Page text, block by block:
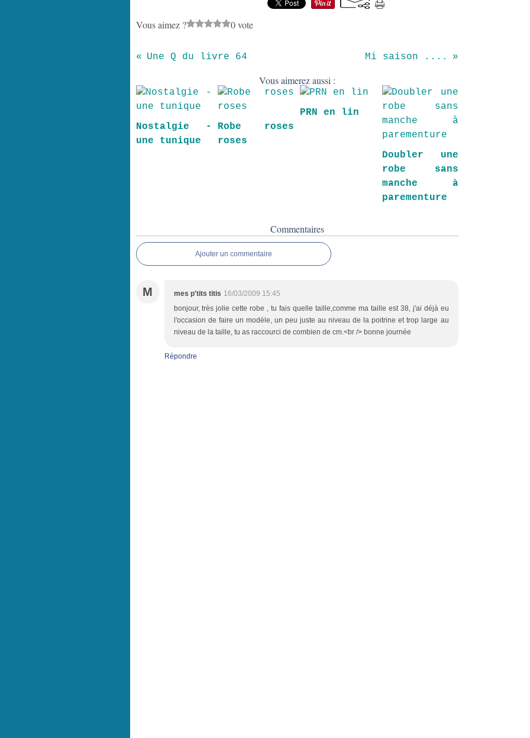
Vous aimez ? 0 vote
Une Q du livre 64 Mi saison ....
Vous aimerez aussi :
Nostalgie -
une tunique
Robe roses
roses
PRN en lin
Doubler une
robe sans
manche à
parementure
Commentaires
Ajouter un commentaire
M mes p'tits titis 16/03/2009 15:45
bonjour, très jolie cette robe , tu fais quelle taille,comme ma taille est 38, j'ai déjà eu
l'occasion de faire un modèle, un peu juste au niveau de la poitrine et trop large au
niveau de la taille, tu as raccourci de combien de cm.<br /> bonne journée
Répondre